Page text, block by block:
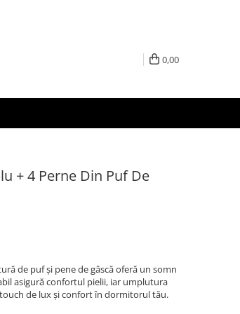
0,00
+ 4 Perne Din Puf De
de puf și pene de gâscă oferă un somn
asigură confortul pielii, iar umplutura
de lux și confort în dormitorul tău.